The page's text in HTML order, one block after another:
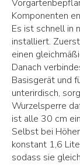
Komponenten
Es ist schnell in
installiert.
einen
Danach
Basisgerät und
unterirdisch,
Wurzelsperre
ist alle 30 cm
Selbst bei
konstant 1,6
sodass sie